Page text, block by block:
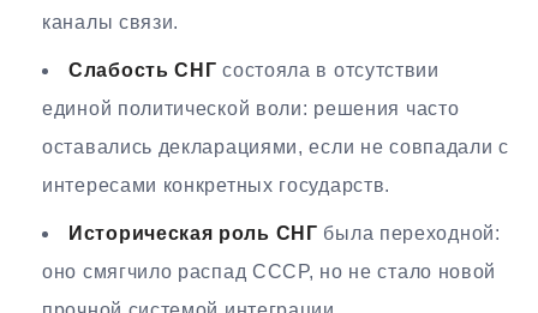
каналы связи.
Слабость СНГ состояла в отсутствии
единой политической воли: решения часто
оставались декларациями, если не совпадали с
интересами конкретных государств.
Историческая роль СНГ была переходной:
оно смягчило распад СССР, но не стало новой